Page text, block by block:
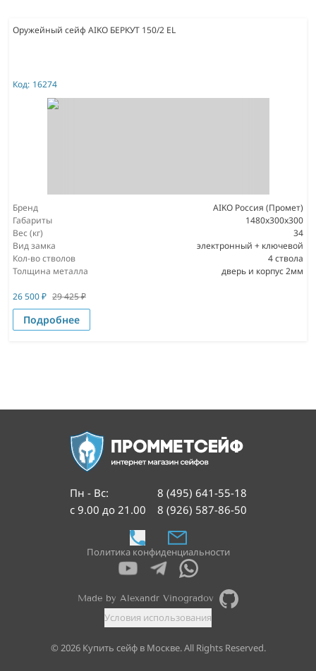
Оружейный сейф AIKO БЕРКУТ 150/2 EL
Код: 16274
Бренд
AIKO Россия (Промет)
Габариты
1480x300x300
Вес (кг)
34
Вид замка
электронный + ключевой
Кол-во стволов
4 ствола
Толщина металла
дверь и корпус 2мм
26 500₽ 29 425₽
Подробнее
Пн - Вс:
с 9.00 до 21.00
8 (495) 641-55-18
8 (926) 587-86-50
Политика конфиденциальности
Условия использования
© 2026Купить сейф в Москве. All Rights Reserved.
Made by Alexandr Vinogradov